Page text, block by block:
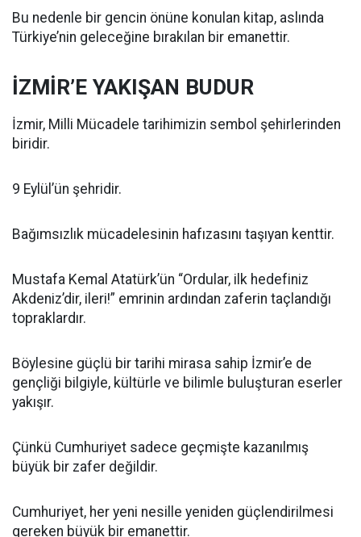
Bu nedenle bir gencin önüne konulan kitap, aslında
Türkiye’nin geleceğine bırakılan bir emanettir.
İZMİR’E YAKIŞAN BUDUR
İzmir, Milli Mücadele tarihimizin sembol şehirlerinden
biridir.
9 Eylül’ün şehridir.
Bağımsızlık mücadelesinin hafızasını taşıyan kenttir.
Mustafa Kemal Atatürk’ün “Ordular, ilk hedefiniz
Akdeniz’dir, ileri!” emrinin ardından zaferin taçlandığı
topraklardır.
Böylesine güçlü bir tarihi mirasa sahip İzmir’e de
gençliği bilgiyle, kültürle ve bilimle buluşturan eserler
yakışır.
Çünkü Cumhuriyet sadece geçmişte kazanılmış
büyük bir zafer değildir.
Cumhuriyet, her yeni nesille yeniden güçlendirilmesi
gereken büyük bir emanettir.